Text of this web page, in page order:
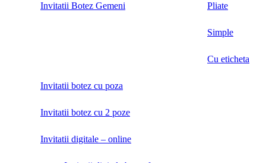
Invitatii Botez Gemeni Pliate
Simple
Cu eticheta
Invitatii botez cu poza
Invitatii botez cu 2 poze
Invitatii digitale – online